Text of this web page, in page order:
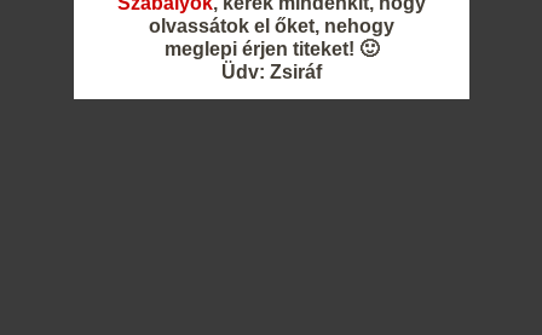
olvassátok el őket, nehogy
meglepi érjen titeket! 🙂
Üdv: Zsiráf